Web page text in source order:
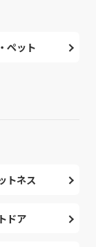
ペット
トネス
ドア